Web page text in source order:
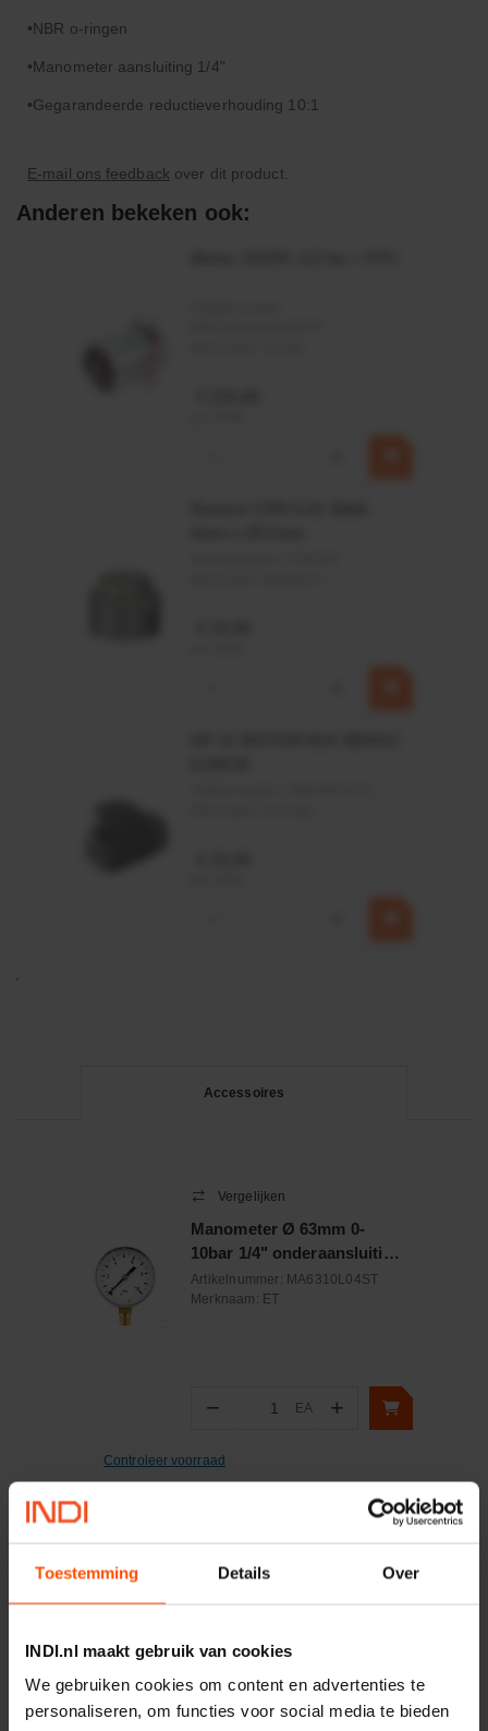
Toestemming Details Over
INDI.nl maakt gebruik van cookies
We gebruiken cookies om content en advertenties te
personaliseren, om functies voor social media te bieden
NBR o-ringen
Manometer aansluiting 1/4"
Gegarandeerde reductieverhouding 10:1
E-mail ons feedback over dit product.
Anderen bekeken ook:
Accessoires
Vergelijken
Manometer Ø 63mm 0-
10bar 1/4" onderaansluiting
Staal
Artikelnummer: MA6310L04ST
Merknaam: ET
− Aantal
EA +
Controleer voorraad
Vaak samen gekocht:
Motor 24VDC 2,2 kw + PTC